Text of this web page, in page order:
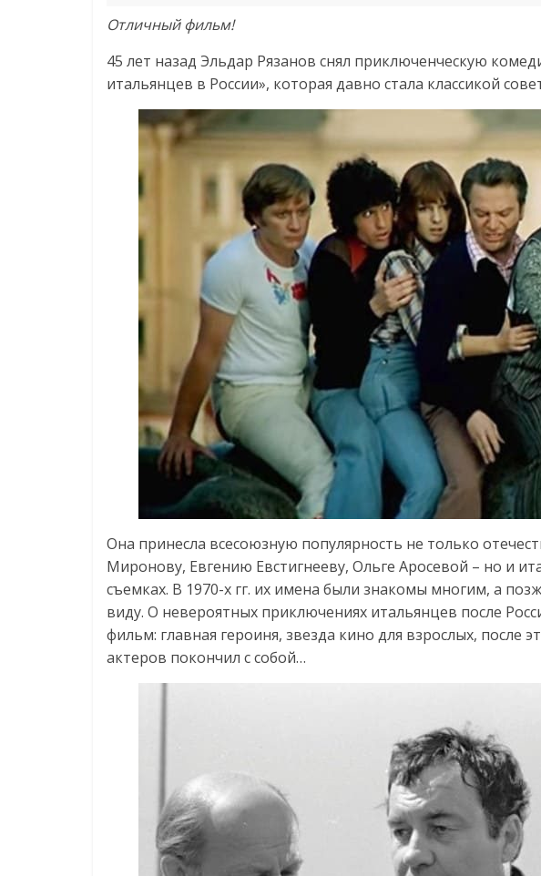
Отличный фильм!
45 лет назад Эльдар Рязанов снял приключенческую
итальянцев в России», которая давно стала классикой
Она принесла всесоюзную популярность не только
Миронову, Евгению Евстигнееву, Ольге Аросевой – но и
съемках. В 1970-х гг. их имена были знакомы многим, а
виду. О невероятных приключениях итальянцев после
фильм: главная героиня, звезда кино для взрослых, после
актеров покончил с собой…